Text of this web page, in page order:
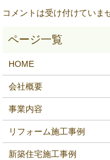
コメントは受け付けていま
HOME
会社概要
事業内容
リフォーム施工事例
新築住宅施工事例